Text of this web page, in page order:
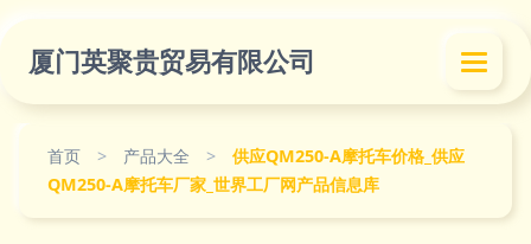
厦门英聚贵贸易有限公司
首页 > 产品大全 >
供应QM250-A摩托车价格_供应
QM250-A摩托车厂家_世界工厂网产品信息库